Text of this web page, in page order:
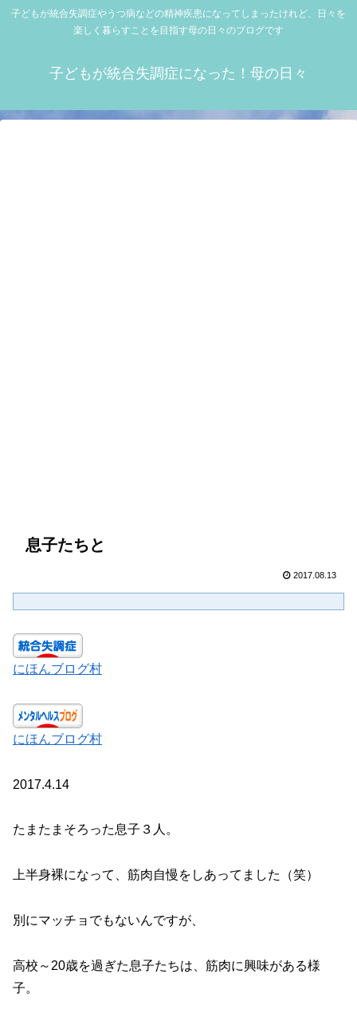
子どもが統合失調症やうつ病などの精神疾患になってしまったけれど、日々を
楽しく暮らすことを目指す母の日々のブログです
子どもが統合失調症になった！母の日々
息子たちと
2017.08.13
にほんブログ村
にほんブログ村
2017.4.14
たまたまそろった息子３人。
上半身裸になって、筋肉自慢をしあってました（笑）
別にマッチョでもないんですが、
高校～20歳を過ぎた息子たちは、筋肉に興味がある様
子。